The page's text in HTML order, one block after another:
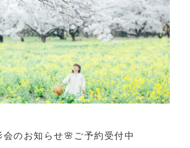
のお知らせ🌸ご予約受付中